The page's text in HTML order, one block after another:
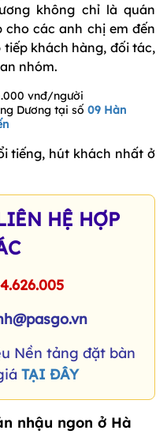
không chỉ là quán
các anh chị em đến
khách hàng, đối tác,
nhóm.
vnđ/người
Dương tại số 09 Hàn
HỆ HỢP
Nền tảng đặt bàn
TẠI ĐÂY
nhậu ngon ở Hà